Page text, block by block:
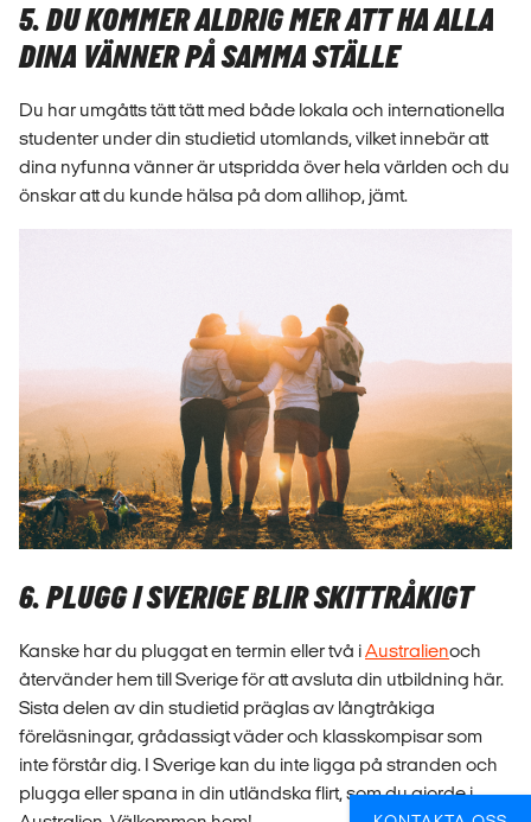
5. DU KOMMER ALDRIG MER ATT HA ALLA
DINA VÄNNER PÅ SAMMA STÄLLE
Du har umgåtts tätt tätt med både lokala och internationella
studenter under din studietid utomlands, vilket innebär att
dina nyfunna vänner är utspridda över hela världen och du
önskar att du kunde hälsa på dom allihop, jämt.
6. PLUGG I SVERIGE BLIR SKITTRÅKIGT
Kanske har du pluggat en termin eller två iAustralienoch
återvänder hem till Sverige för att avsluta din utbildning här.
Sista delen av din studietid präglas av långtråkiga
föreläsningar, grådassigt väder och klasskompisar som
inte förstår dig. I Sverige kan du inte ligga på stranden och
plugga eller spana in din utländska flirt, som du gjorde i